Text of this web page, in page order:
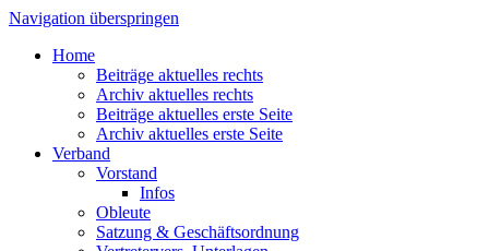
Navigation überspringen
Home
Beiträge aktuelles rechts
Archiv aktuelles rechts
Beiträge aktuelles erste Seite
Archiv aktuelles erste Seite
Verband
Vorstand
Infos
Obleute
Satzung & Geschäftsordnung